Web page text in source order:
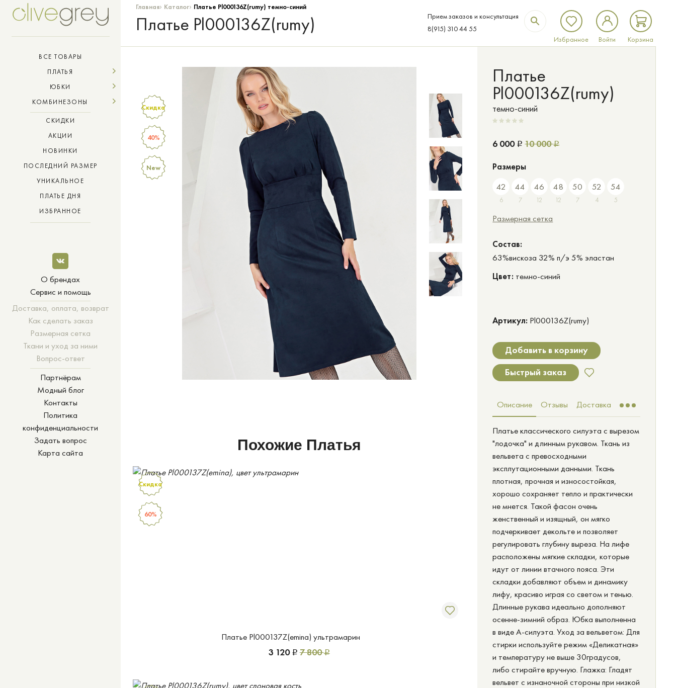
Главная› Каталог› Платье Pl000136Z(rumy) темно-синий
ВСЕ ТОВАРЫ
ПЛАТЬЯ
ЮБКИ
КОМБИНЕЗОНЫ
СКИДКИ
АКЦИИ
НОВИНКИ
ПОСЛЕДНИЙ РАЗМЕР
УНИКАЛЬНОЕ
ПЛАТЬЕ ДНЯ
ИЗБРАННОЕ
О брендах
Сервис и помощь
Доставка, оплата, возврат
Как сделать заказ
Размерная сетка
Ткани и уход за ними
Вопрос-ответ
Партнёрам
Модный блог
Контакты
Политика
конфиденциальности
Задать вопрос
Карта сайта
Платье Pl000136Z(rumy)
Прием заказов и консультация
8(915) 310 44 55
Избранное
Войти Корзина
Скидка
40%
New
Похожие Платья
Платье Pl000137Z(emina) ультрамарин
3 120 Р 7 800Р
Скидка
60%
Платье
Pl000136Z(rumy)
темно-синий
6 000 Р 10 000Р
Размеры
42
6
44
7
46
12
48
12
50
7
52
4
54
5
Размерная сетка
Cостав:
63%вискоза 32% п/э 5% эластан
Цвет: темно-синий
Артикул: Pl000136Z(rumy)
Добавить в корзину
Быстрый заказ
Описание Отзывы Доставка
Платье классического силуэта с вырезом
"лодочка" и длинным рукавом. Ткань из
вельвета с превосходными
эксплутационными данными. Ткань
плотная, прочная и износостойкая,
хорошо сохраняет тепло и практически
не мнется. Такой фасон очень
женственный и изящный, он мягко
подчеркивает декольте и позволяет
регулировать глубину выреза. На лифе
расположены мягкие складки, которые
идут от линии втачного пояса. Эти
складки добавляют объем и динамику
лифу, красиво играя со светом и тенью.
Длинные рукава идеально дополняют
осенне-зимний образ. Юбка выполненна
в виде А-силуэта. Уход за вельветом: Для
стирки используйте режим «Деликатная»
и температуру не выше 30градусов,
либо стирайте вручную. Глажка: Гладят
вельвет с изнаночной стороны при низкой